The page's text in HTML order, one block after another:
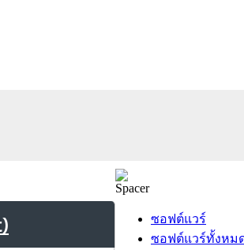
ซอฟต์แวร์
ซอฟต์แวร์ทั้งหม